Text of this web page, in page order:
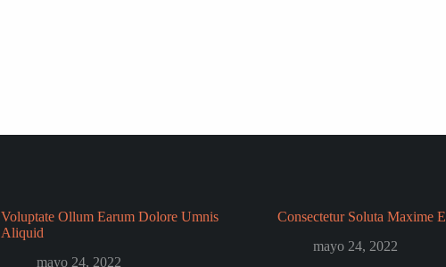
Voluptate Ollum Earum Dolore Umnis
Aliquid
mayo 24, 2022
Consectetur Soluta Maxime
mayo 24, 2022